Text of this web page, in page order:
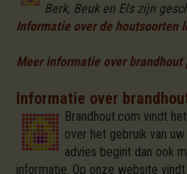
Berk, Beuk en Els zijn
Informatie over de houtsoorten
Meer informatie over brandhout
Informatie over
Brandhout.com vindt
over het gebruik van
advies begint dan ook
informatie. Op onze website